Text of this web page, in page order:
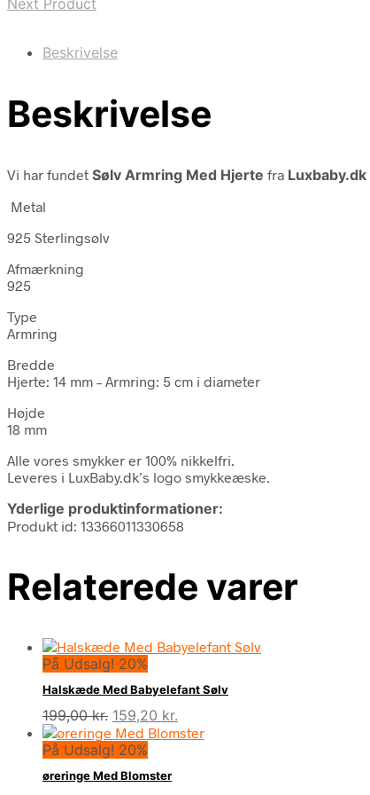
Beskrivelse
Beskrivelse
Vi har fundet Sølv Armring Med Hjerte fra Luxbaby.dk
Metal
925 Sterlingsølv
Afmærkning
925
Type
Armring
Bredde
Hjerte: 14 mm – Armring: 5 cm i diameter
Højde
18 mm
Alle vores smykker er 100% nikkelfri.
Leveres i LuxBaby.dk’s logo smykkeæske.
Yderlige produktinformationer:
Produkt id: 13366011330658
Relaterede varer
På Udsalg! 20%
Halskæde Med Babyelefant Sølv
199,00kr. Den
oprindelige
pris
var:
199,00 kr..
159,20 kr.
aktuelle
På Udsalg! 20%
øreringe Med Blomster